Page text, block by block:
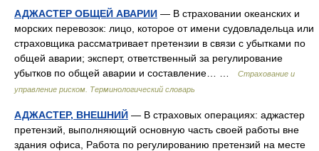
АДЖАСТЕР ОБЩЕЙ АВАРИИ — В страховании океанских и
морских перевозок: лицо, которое от имени судовладельца или
страховщика рассматривает претензии в связи с убытками по
общей аварии; эксперт, ответственный за регулирование
убытков по общей аварии и составление… …
Страхование и
управление риском. Терминологический словарь
АДЖАСТЕР, ВНЕШНИЙ — В страховых операциях: аджастер
претензий, выполняющий основную часть своей работы вне
здания офиса, Работа по регулированию претензий на месте